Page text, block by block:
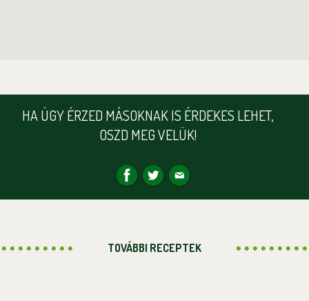
HA ÚGY ÉRZED MÁSOKNAK IS ÉRDEKES LEHET,
OSZD MEG VELÜK!
TOVÁBBI RECEPTEK